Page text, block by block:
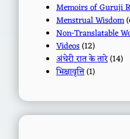
Memoirs of Guruji
Menstrual Wisdom
Non-Translatable
Videos(12)
अंधेरी रात के तारे(14)
भिक्षावृत्ति(1)